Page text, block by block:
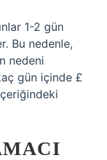
1-2 gün
Bu nedenle,
nedeni
gün içinde £